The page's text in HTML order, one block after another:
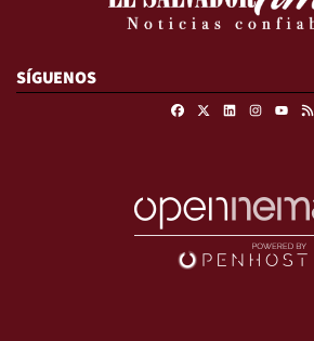
SÍGUENOS
FacebookLinkedinInstagram